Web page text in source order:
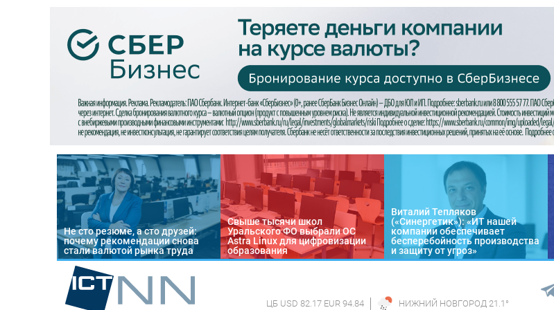
Не сто резюме, а сто друзей:
почему рекомендации снова
стали валютой рынка труда
Свыше тысячи школ
Уральского ФО выбрали ОС
Astra Linux для цифровизации
образования
Виталий Тепляков
(«Синергетик»): «ИТ нашей
компании обеспечивает
бесперебойность производства
и защиту от угроз»
ЦБ USD 82.17 EUR 94.84 НИЖНИЙ НОВГОРОД 21.1 °